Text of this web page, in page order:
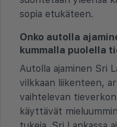
sopia etukäteen.
Onko autolla
kummalla puolella
Autolla ajaminen Sri
vilkkaan liikenteen,
vaihtelevan
käyttävät